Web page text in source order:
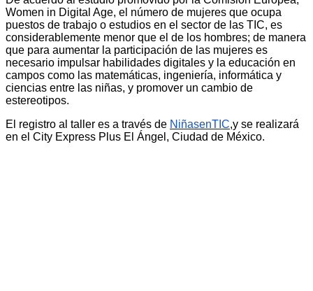
Women in Digital Age, el número de mujeres que ocupa
puestos de trabajo o estudios en el sector de las TIC, es
considerablemente menor que el de los hombres; de manera
que para aumentar la participación de las mujeres es
necesario impulsar habilidades digitales y la educación en
campos como las matemáticas, ingeniería, informática y
ciencias entre las niñas, y promover un cambio de
estereotipos.
El registro al taller es a través de NiñasenTIC,y se realizará
en el City Express Plus El Ángel, Ciudad de México.